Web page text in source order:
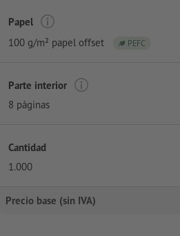
Papel
100 g/m² papel offset
PEFC
Parte interior
8 páginas
Cantidad
1.000
Precio base (sin IVA)